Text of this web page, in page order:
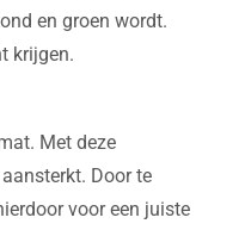
en groen wordt.
krijgen.
Met deze
Door te
voor een juiste